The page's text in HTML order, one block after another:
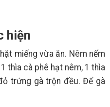
hiện
miếng vừa ăn. Nêm nếm
thìa cà phê hạt nêm, 1 thìa
trứng gà trộn đều. Để gà